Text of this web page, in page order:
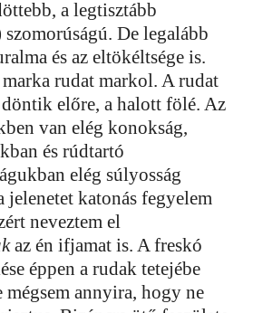
a legtisztább
De legalább
és az eltökéltsége is.
rudat markol. A rudat
előre, a halott fölé. Az
van elég konokság,
és rúdtartó
elég súlyosság
jelenetet katonás fegyelem
neveztem el
az én ifjamat is. A freskó
éppen a rudak tetejébe
annyira, hogy ne